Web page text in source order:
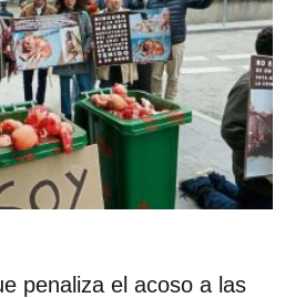
penaliza el acoso a las